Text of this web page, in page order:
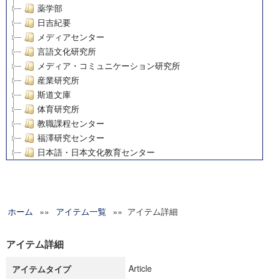
薬学部
日吉紀要
メディアセンター
言語文化研究所
メディア・コミュニケーション研究所
産業研究所
斯道文庫
体育研究所
教職課程センター
福澤研究センター
日本語・日本文化教育センター
グローバルリサーチインスティテュート
科学研究費補助金研究成果報告書
慶應義塾大学グローバルCOEプログラム市民社会ガバナンス
ホーム »» アイテム一覧 »» アイテム詳細
アイテム詳細
アイテムタイプ Article